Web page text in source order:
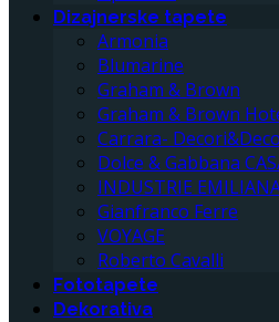
Dizajnerske tapete
Armonia
Blumarine
Graham & Brown
Graham & Brown
Carrara-
Dolce & Gabbana
INDUSTRIE
Gianfranco Ferre
VOYAGE
Roberto Cavalli
Fototapete
Dekorativa